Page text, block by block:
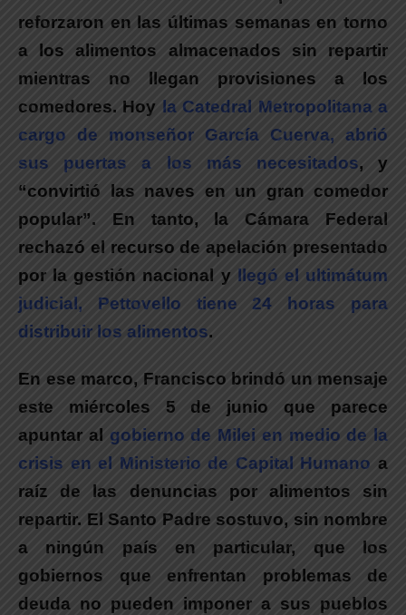
reforzaron en las últimas semanas en torno
a los alimentos almacenados sin repartir
mientras no llegan provisiones a los
comedores. Hoy la Catedral Metropolitana a
cargo de monseñor García Cuerva, abrió
sus puertas a los más necesitados, y
“convirtió las naves en un gran comedor
popular”. En tanto, la Cámara Federal
rechazó el recurso de apelación presentado
por la gestión nacional y
llegó el ultimátum
judicial, Pettovello tiene 24 horas para
distribuir los alimentos.
En ese marco, Francisco brindó un mensaje
este miércoles 5 de junio que parece
apuntar al gobierno de Milei en medio de la
crisis en el Ministerio de Capital Humano a
raíz de las denuncias por alimentos sin
repartir. El Santo Padre sostuvo, sin nombre
a ningún país en particular, que los
gobiernos que enfrentan problemas de
deuda no pueden imponer a sus pueblos